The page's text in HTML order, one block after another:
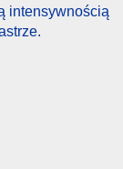
intensywnością